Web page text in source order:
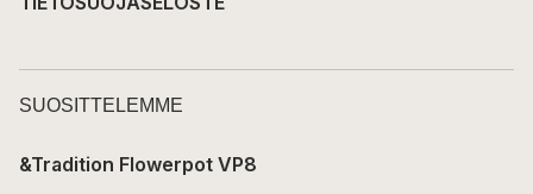
SUOSITTELEMME
&Tradition Flowerpot VP8